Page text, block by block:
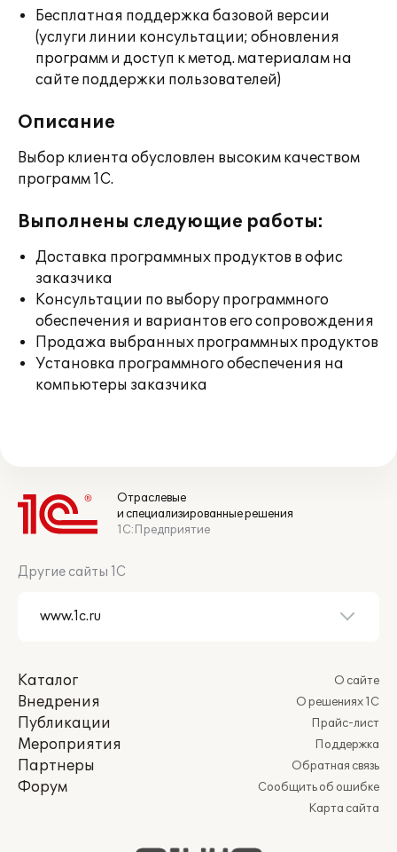
Бесплатная поддержка базовой версии
(услуги линии консультации; обновления
программ и доступ к метод. материалам на
сайте поддержки пользователей)
Описание
Выбор клиента обусловлен высоким качеством
программ 1С.
Выполнены следующие работы:
Доставка программных продуктов в офис
заказчика
Консультации по выбору программного
обеспечения и вариантов его сопровождения
Продажа выбранных программных продуктов
Установка программного обеспечения на
компьютеры заказчика
Отраслевые
и специализированные решения
1С:Предприятие
Другие сайты 1С
Каталог
Внедрения
Публикации
Мероприятия
Партнеры
Форум
О сайте
О решениях 1С
Прайс-лист
Поддержка
Обратная связь
Сообщить об ошибке
Карта сайта